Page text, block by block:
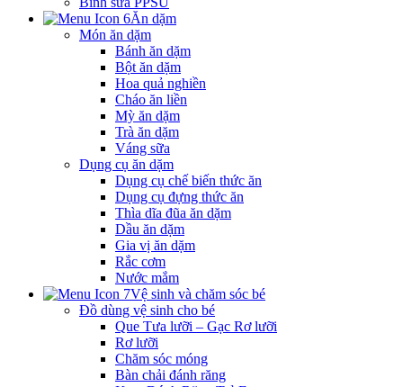
Ăn dặm
Món ăn dặm
Bánh ăn dặm
Bột ăn dặm
Hoa quả nghiền
Cháo ăn liền
Mỳ ăn dặm
Trà ăn dặm
Váng sữa
Dụng cụ ăn dặm
Dụng cụ chế biến thức ăn
Dụng cụ đựng thức ăn
Thìa dĩa đũa ăn dặm
Dầu ăn dặm
Gia vị ăn dặm
Rắc cơm
Nước mắm
Vệ sinh và chăm sóc bé
Đồ dùng vệ sinh cho bé
Que Tưa lưỡi – Gạc Rơ lưỡi
Rơ lưỡi
Chăm sóc móng
Bàn chải đánh răng